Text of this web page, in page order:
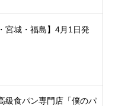
宮城・福島】4月1日発
級食パン専門店「僕のパ